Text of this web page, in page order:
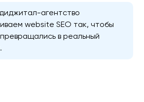
агентство
website SEO так, чтобы
в реальный